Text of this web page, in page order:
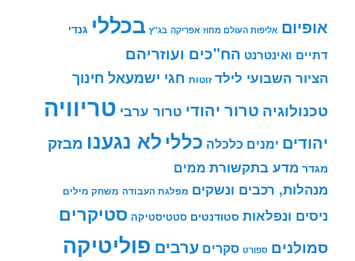
אופיום אליפות העולם מחוז אפריקה בג"ץ בכללי גנדי
דתיים ואינטרנט הח"כים ועוזריהם
הציור השבועי לילד זוטות חגי ישמעאל חינוך
טכנולוגיה טרור יהודי טרור ערבי טריוויה
יהודים ימנים כלכלה כללי לא נגענו מבזק
מגדר מדע בתקשורת ממים
מנהלות, רכבים ונשקים מפלגת העבודה משחק מילים
ניסים ונפלאות סטודנטים סטטיסטיקה סטיקרים
סמולנים ספורט סקרים ערבים פוליטיקה